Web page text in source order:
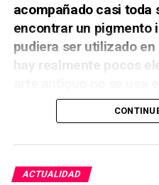
acompañado casi toda
encontrar un pigmento
pudiera ser utilizado
hay realmente pocos
ACTUALIDAD